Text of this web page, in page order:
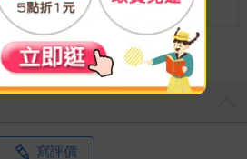
級別
旅遊遊記 ＞ 世界遊記
寫評價